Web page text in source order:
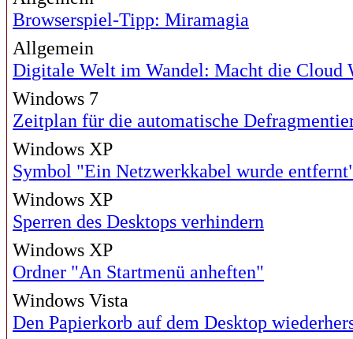
Browserspiel-Tipp: Miramagia
Allgemein
Digitale Welt im Wandel: Macht die Cloud
Windows 7
Zeitplan für die automatische
Windows XP
Symbol "Ein Netzwerkkabel wurde
Windows XP
Sperren des Desktops verhindern
Windows XP
Ordner "An Startmenü anheften"
Windows Vista
Den Papierkorb auf dem Desktop